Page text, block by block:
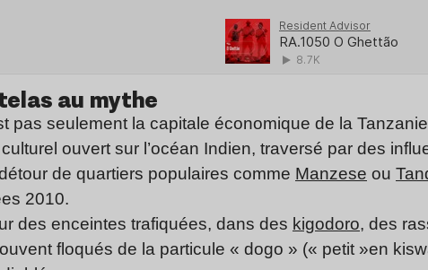
au mythe
pas seulement la capitale économique de la
ouvert sur l’océan Indien, traversé par des
de quartiers populaires comme Manzese ou
2010.
des enceintes trafiquées, dans des kigodoro, des
floqués de la particule « dogo » (« petit »en